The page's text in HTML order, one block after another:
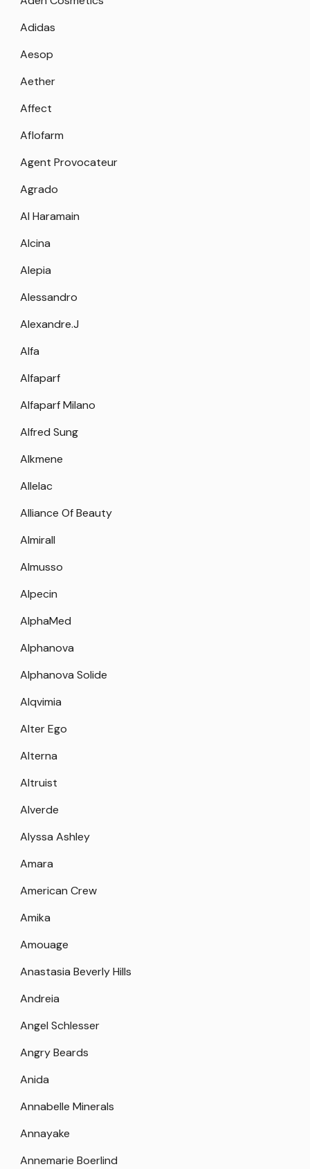
Adidas
Aesop
Aether
Affect
Aflofarm
Agent Provocateur
Agrado
Al Haramain
Alcina
Alepia
Alessandro
Alexandre.J
Alfa
Alfaparf
Alfaparf Milano
Alfred Sung
Alkmene
Allelac
Alliance Of Beauty
Almirall
Almusso
Alpecin
AlphaMed
Alphanova
Alphanova Solide
Alqvimia
Alter Ego
Alterna
Altruist
Alverde
Alyssa Ashley
Amara
American Crew
Amika
Amouage
Anastasia Beverly Hills
Andreia
Angel Schlesser
Angry Beards
Anida
Annabelle Minerals
Annayake
Annemarie Boerlind